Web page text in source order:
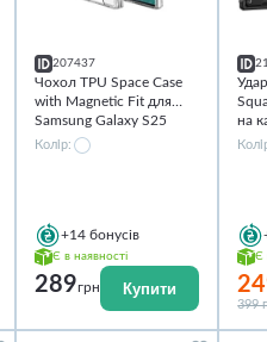
207437
Чохол TPU Space Case
with Magnetic Fit для
Samsung Galaxy S25
Ultra
Колір:
+14 бонусів
Є в наявності
289грн Купити
на
Є
399